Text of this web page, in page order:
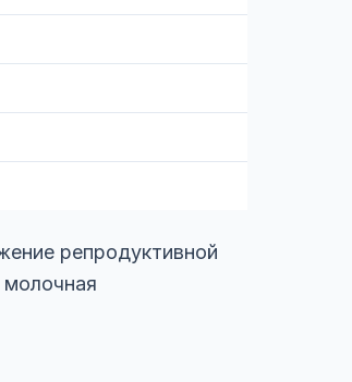
репродуктивной